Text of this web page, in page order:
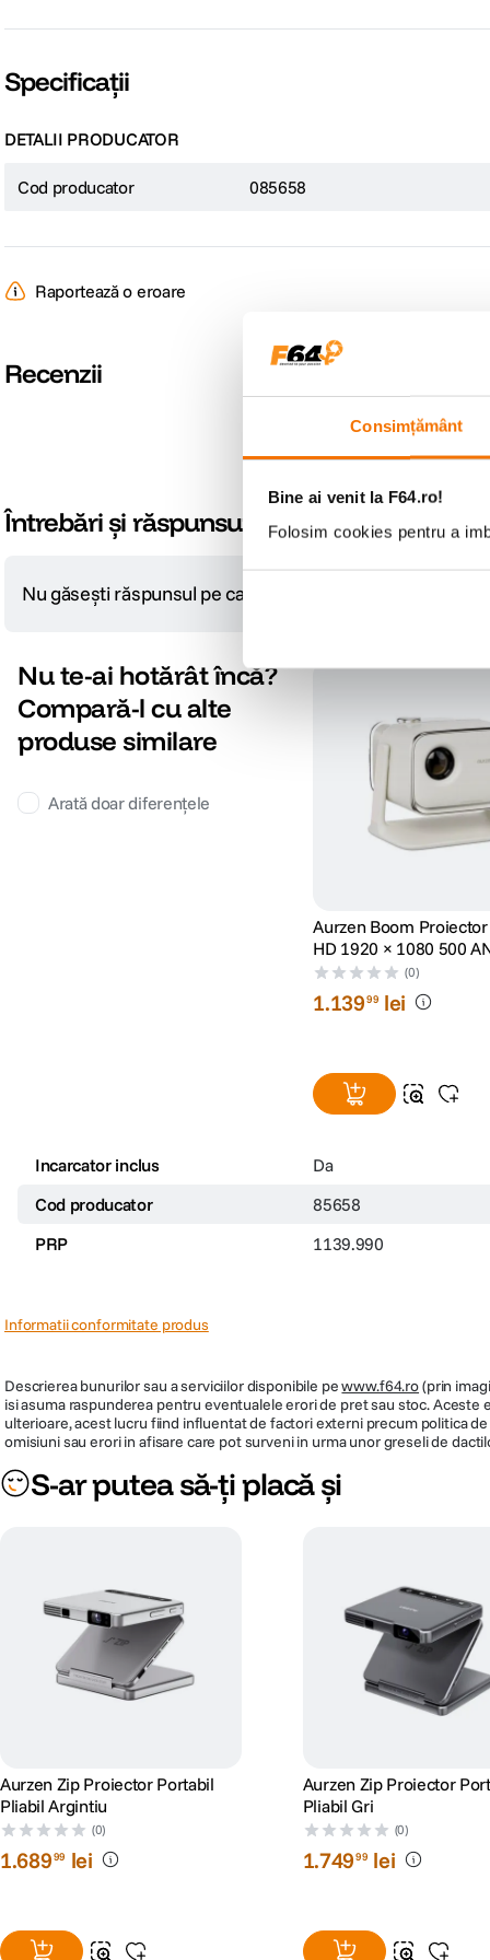
Consimțământ
Bine ai venit la F64.ro!
Folosim cookies pentru a
Nu trebuie sa pierdeti timp cu setarile manuale. Tehnologia ToF bazata pe
lucru inseamna ca, chiar si dupa mutarea dispozitivului, imaginea revine
Proiectie fara obstacole
Functia Intelligent Obstacle Avoidance (Evitarea inteligenta a
(Scalarea imaginii) va permite sa reduceti dimensiunea proiectiei fara a
de spatiul disponibil. Proiectorul accepta semnale de intrare cu rezolutii de
Sistemul Google TV va permite sa utilizati aplicatii populare de streaming
faciliteaza o conexiune de retea stabila. Functioneaza atat cu dispozitive
accepta o gama larga de formate video, inclusiv HDR10, HLG, AV1, HEVC,
utilizarea aplicatiilor Google TV incorporate.
Specificații
DETALII PRODUCATOR
Cod producator 085658
Raportează o eroare
Recenzii
Întrebări și răspunsuri
Nu găsești răspunsul pe care îl cauți?
Nu te-ai hotărât încă?
Compară-l cu alte
produse similare
Arată doar diferențele
Aurzen Boom
HD 1920 × 1080 500
(0)
1.13999 lei
Incarcator inclus Da
Cod producator
85658
PRP
1139.990
Informatii conformitate produs
Descrierea bunurilor sau a serviciilor disponibile pewww.f64.ro(prin
isi asuma raspunderea pentru eventualele erori de pret sau stoc.
ulterioare, acest lucru fiind influentat de factori externi precum politica
omisiuni sau erori in afisare care pot surveni in urma unor greseli de
S-ar putea să-ți placă și
Aurzen Zip Proiector Portabil
Pliabil Argintiu
(0)
1.68999 lei
Aurzen Zip Proiector
Pliabil Gri
(0)
1.74999 lei